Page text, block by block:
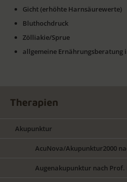
Therapien
Akupunktur
AcuNova/Akupunktur2000
Augenakupunktur nach Prof.
Gicht (erhöhte Harnsäurewerte)
Bluthochdruck
Zölliakie/Sprue
allgemeine Ernährungsberatung